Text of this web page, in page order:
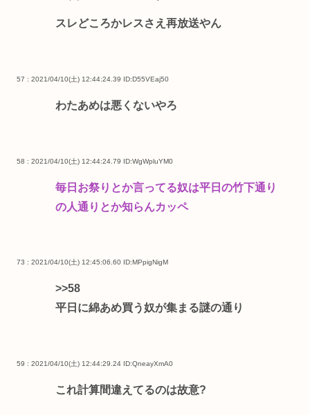
スレどころかレスさえ再放送やん
57 : 2021/04/10(土) 12:44:24.39 ID:D55VEaj50
わたあめは悪くないやろ
58 : 2021/04/10(土) 12:44:24.79 ID:WgWpluYM0
毎日お祭りとか言ってる奴は平日の竹下通り
の人通りとか知らんカッペ
73 : 2021/04/10(土) 12:45:06.60 ID:MPpigNigM
>>58
平日に綿あめ買う奴が集まる謎の通り
59 : 2021/04/10(土) 12:44:29.24 ID:QneayXmA0
これ計算間違えてるのは故意?